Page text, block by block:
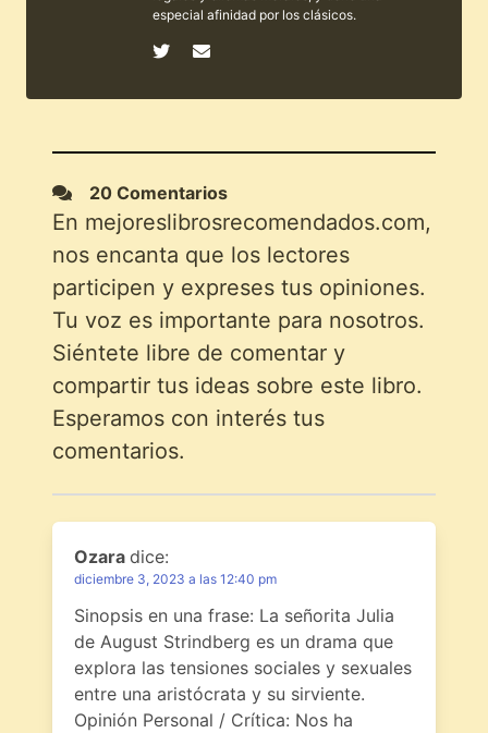
especial afinidad por los clásicos.
20 Comentarios
En mejoreslibrosrecomendados.com,
nos encanta que los lectores
participen y expreses tus opiniones.
Tu voz es importante para nosotros.
Siéntete libre de comentar y
compartir tus ideas sobre este libro.
Esperamos con interés tus
comentarios.
Ozara dice:
diciembre 3, 2023 a las 12:40 pm
Sinopsis en una frase: La señorita Julia
de August Strindberg es un drama que
explora las tensiones sociales y sexuales
entre una aristócrata y su sirviente.
Opinión Personal / Crítica: Nos ha